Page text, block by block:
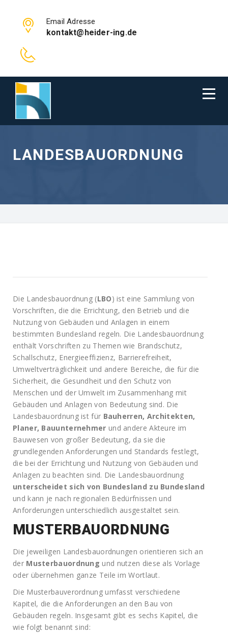
Email Adresse
kontakt@heider-ing.de
LANDESBAUORDNUNG
Die Landesbauordnung (LBO) ist eine Sammlung von
Vorschriften, die die Errichtung, den Betrieb und die
Nutzung von Gebäuden und Anlagen in einem
bestimmten Bundesland regeln. Die Landesbauordnung
enthält Vorschriften zu Themen wie Brandschutz,
Schallschutz, Energieeffizienz, Barrierefreiheit,
Umweltverträglichkeit und andere Bereiche, die für die
Sicherheit, die Gesundheit und den Schutz von
Menschen und der Umwelt im Zusammenhang mit
Gebäuden und Anlagen von Bedeutung sind. Die
Landesbauordnung ist für Bauherren, Architekten,
Planer, Bauunternehmer und andere Akteure im
Bauwesen von großer Bedeutung, da sie die
grundlegenden Anforderungen und Standards festlegt,
die bei der Errichtung und Nutzung von Gebäuden und
Anlagen zu beachten sind. Die Landesbauordnung
unterscheidet sich von Bundesland zu Bundesland
und kann je nach regionalen Bedürfnissen und
Anforderungen unterschiedlich ausgestaltet sein.
MUSTERBAUORDNUNG
Die jeweiligen Landesbauordnungen orientieren sich an
der Musterbauordnung und nutzen diese als Vorlage
oder übernehmen ganze Teile im Wortlaut.
Die Musterbauverordnung umfasst verschiedene
Kapitel, die die Anforderungen an den Bau von
Gebäuden regeln. Insgesamt gibt es sechs Kapitel, die
wie folgt benannt sind: